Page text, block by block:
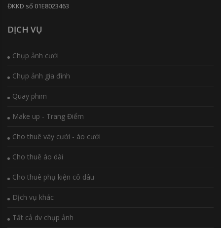
ĐKKD số 01E8023463
DỊCH VỤ
Chụp ảnh cưới
Chụp ảnh gia đình
Quay phim
Make up - Trang Điểm
Cho thuê váy cưới - áo cưới
Cho thuê áo dài
Cho thuê phụ kiện cô dâu
Dịch vụ khác
Tất cả dv chụp ảnh